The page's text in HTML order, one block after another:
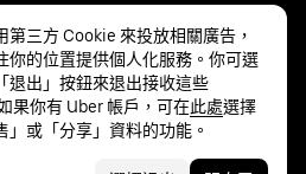
第三方 Cookie 來投放相關廣告，
你的位置提供個人化服務。你可選
退出」按鈕來退出接收這些
果你有 Uber 帳戶，可在此處選擇
」或「分享」資料的功能。